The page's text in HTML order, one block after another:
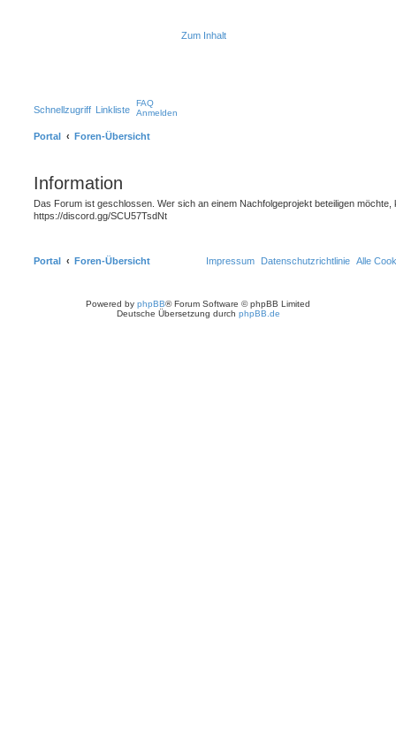
Zum Inhalt
Schnellzugriff Linkliste
FAQ
Anmelden
Portal Foren-Übersicht
Information
Das Forum ist geschlossen. Wer sich an einem Nachfolgeprojekt beteiligen
https://discord.gg/SCU57TsdNt
Portal Foren-Übersicht Alle
Datenschutzrichtlinie
Impressum
Powered by phpBB® Forum Software © phpBB Limited
Deutsche Übersetzung durch phpBB.de